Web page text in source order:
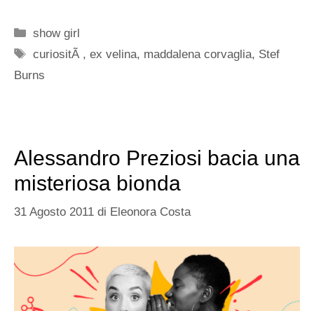
Categorie
show girl
Tag
curiositÃ ,ex velina, maddalena corvaglia, Stef
Burns
Alessandro Preziosi bacia una
misteriosa bionda
31 Agosto 2011 di Eleonora Costa